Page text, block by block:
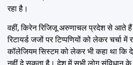
रहा है।
वहीं, किरेन रिजिजू अरुणाचल प्रदेश से
रिटायर्ड जजों पर टिप्पणियों को लेकर चर्चा
कॉलेजियम सिस्‍टम को लेकर भी कहा था कि